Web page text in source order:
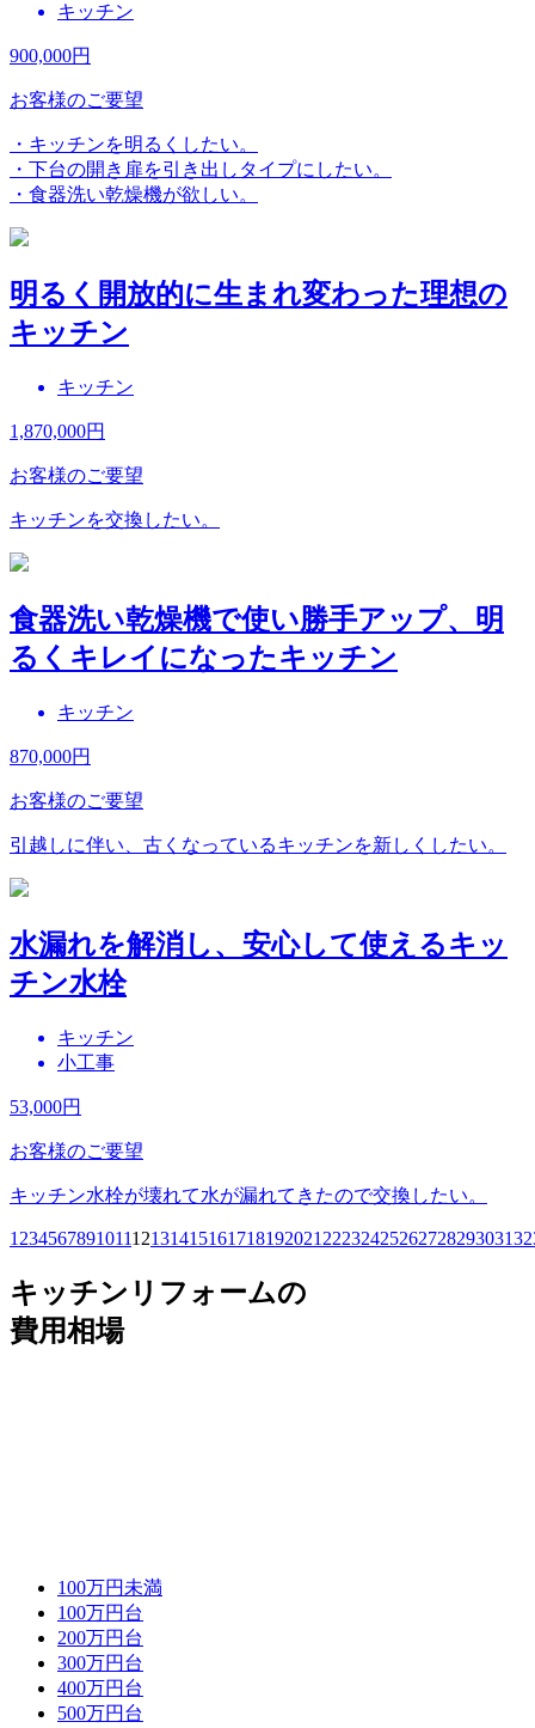
キッチン
900,000円
お客様のご要望
・キッチンを明るくしたい。
・下台の開き扉を引き出しタイプにしたい。
・食器洗い乾燥機が欲しい。
明るく開放的に生まれ変わった理想の
キッチン
キッチン
1,870,000円
お客様のご要望
キッチンを交換したい。
食器洗い乾燥機で使い勝手アップ、明
るくキレイになったキッチン
キッチン
870,000円
お客様のご要望
引越しに伴い、古くなっているキッチンを新しくしたい。
水漏れを解消し、安心して使えるキッ
チン水栓
キッチン
小工事
53,000円
お客様のご要望
キッチン水栓が壊れて水が漏れてきたので交換したい。
1 23456789101112131415161718192021 2223242526272829303132
キッチンリフォームの
費用相場
100万円未満
100万円台
200万円台
300万円台
400万円台
500万円台